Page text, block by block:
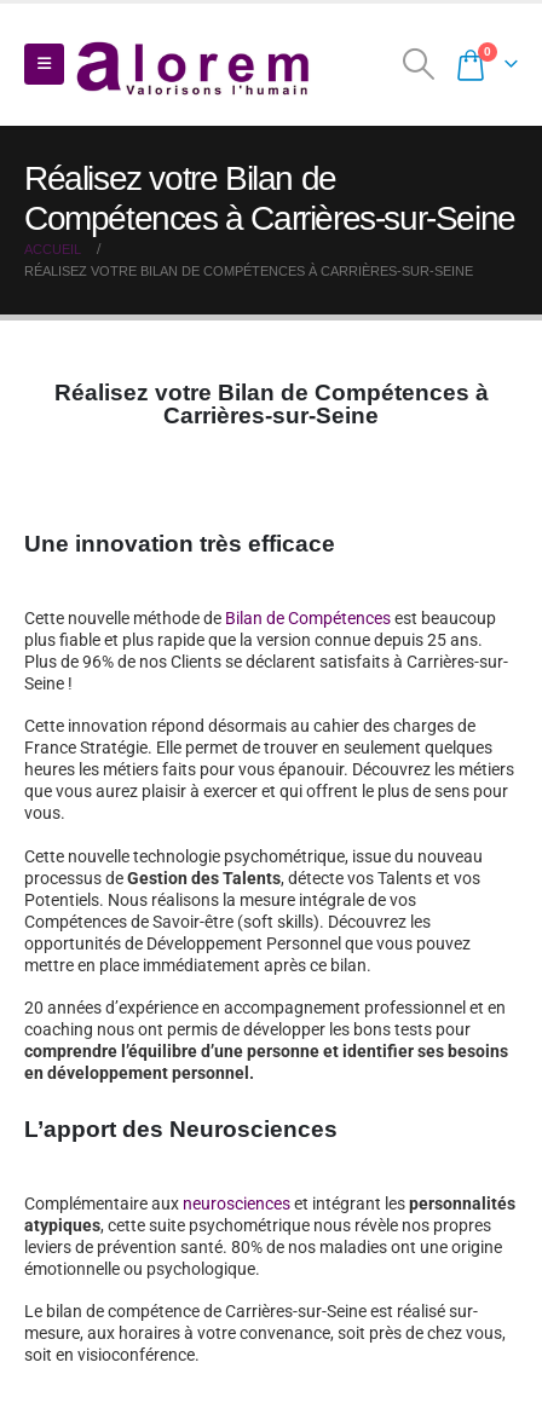
0
Réalisez votre Bilan de
Compétences à Carrières-sur-Seine
ACCUEIL
RÉALISEZ VOTRE BILAN DE COMPÉTENCES À CARRIÈRES-SUR-SEINE
Réalisez votre Bilan de Compétences à
Carrières-sur-Seine
Une innovation très efficace
Cette nouvelle méthode de Bilan de Compétencesest beaucoup
plus fiable et plus rapide que la version connue depuis 25 ans.
Plus de 96% de nos Clients se déclarent satisfaits à Carrières-sur-
Seine !
Cette innovation répond désormais au cahier des charges de
France Stratégie. Elle permet de trouver en seulement quelques
heures les métiers faits pour vous épanouir. Découvrez les métiers
que vous aurez plaisir à exercer et qui offrent le plus de sens pour
vous.
Cette nouvelle technologie psychométrique, issue du nouveau
processus deGestion des Talents, détecte vos Talents et vos
Potentiels. Nous réalisons la mesure intégrale de vos
Compétences de Savoir-être (soft skills). Découvrez les
opportunités de Développement Personnel que vous pouvez
mettre en place immédiatement après ce bilan.
20 années d’expérience en accompagnement professionnel et en
coaching nous ont permis de développer les bons tests pour
comprendre l’équilibre d’une personne et identifier ses besoins
en développement personnel.
L’apport des Neurosciences
Complémentaire aux neuroscienceset intégrant lespersonnalités
atypiques, cette suite psychométrique nous révèle nos propres
leviers de prévention santé. 80% de nos maladies ont une origine
émotionnelle ou psychologique.
Le bilan de compétence de Carrières-sur-Seine est réalisé sur-
mesure, aux horaires à votre convenance, soit près de chez vous,
soit en visioconférence.